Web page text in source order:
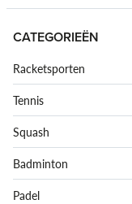
CATEGORIEËN
Racketsporten
Tennis
Squash
Badminton
Padel